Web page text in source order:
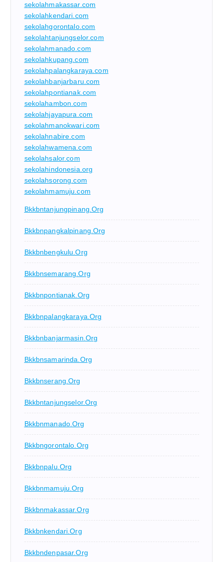
sekolahmakassar.com
sekolahkendari.com
sekolahgorontalo.com
sekolahtanjungselor.com
sekolahmanado.com
sekolahkupang.com
sekolahpalangkaraya.com
sekolahbanjarbaru.com
sekolahpontianak.com
sekolahambon.com
sekolahjayapura.com
sekolahmanokwari.com
sekolahnabire.com
sekolahwamena.com
sekolahsalor.com
sekolahindonesia.org
sekolahsorong.com
sekolahmamuju.com
Bkkbntanjungpinang.org
Bkkbnpangkalpinang.org
Bkkbnbengkulu.org
Bkkbnsemarang.org
Bkkbnpontianak.org
Bkkbnpalangkaraya.org
Bkkbnbanjarmasin.org
Bkkbnsamarinda.org
Bkkbnserang.org
Bkkbntanjungselor.org
Bkkbnmanado.org
Bkkbngorontalo.org
Bkkbnpalu.org
Bkkbnmamuju.org
Bkkbnmakassar.org
Bkkbnkendari.org
Bkkbndenpasar.org